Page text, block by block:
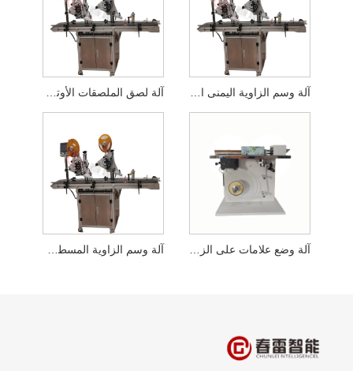
آلة لصق الملصقات الأوتوماتيكية آلة وسم الزاوية اليمنى الأوتوماتيكية